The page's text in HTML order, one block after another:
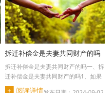
拆迁补偿金是夫妻共同财产的吗
拆迁补偿金是夫妻共同财产的吗一、拆
迁补偿金是夫妻共同财产的吗1、如果
被拆迁房产是夫妻共···
+ 阅读详情